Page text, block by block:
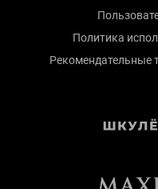
Политика
Рекомендательные